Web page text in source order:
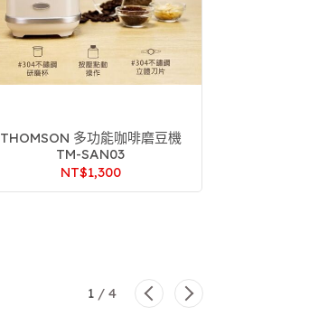
THOMSON 多功能咖啡磨豆機
TM-SAN03
NT$1,300
1 / 4